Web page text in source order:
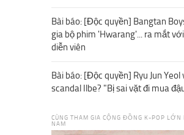
Bài báo: [Độc quyền] Bangtan
gia bộ phim 'Hwarang'... ra mắt
diễn viên
Bài báo: [Độc quyền] Ryu Jun Yeol
scandal Ilbe? "Bị sai vặt đi mua
CÙNG THAM GIA CỘNG ĐỒNG K-POP LỚN
NAM